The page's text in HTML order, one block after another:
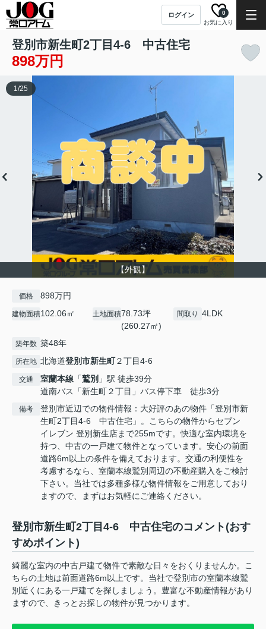
ログイン
お気に入り
0
登別市新生町2丁目4-6 中古住宅
898万円
【外観】
1/25
価格 898万円
建物面積102.06㎡ 土地面積78.73坪
(260.27㎡)
間取り 4LDK
築年数 築48年
所在地 北海道登別市新生町２丁目4-6
交通 室蘭本線 「鷲別 」駅 徒歩39分
道南バス「新生町２丁目」バス停下車 徒歩3分
備考
登別市近辺での物件情報：大好評のあの物件「登別市新
生町2丁目4-6 中古住宅」。こちらの物件からセブン
イレブン 登別新生店まで255mです。快適な室内環境を
持つ、中古の一戸建て物件となっています。安心の前面
道路6m以上の条件を備えております。交通の利便性を
考慮するなら、室蘭本線鷲別周辺の不動産購入をご検討
下さい。当社では多種多様な物件情報をご用意しており
ますので、まずはお気軽にご連絡ください。
登別市新生町2丁目4-6 中古住宅のコメント(おす
すめポイント)
綺麗な室内の中古戸建て物件で素敵な日々をおくりませんか。こ
ちらの土地は前面道路6m以上です。当社で登別市の室蘭本線鷲
別近くにある一戸建てを探しましょう。豊富な不動産情報があり
ますので、きっとお探しの物件が見つかります。